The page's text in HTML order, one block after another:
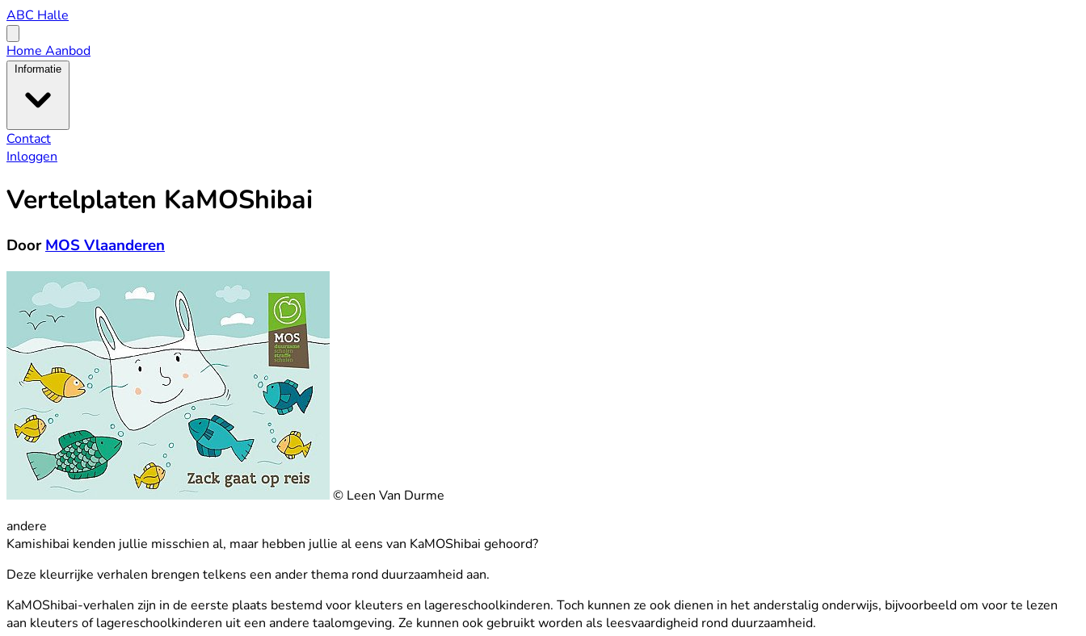
ABC
Halle
ABC Halle
menu
Home Aanbod
Informatie
Contact
Inloggen
Vertelplaten KaMOShibai
DoorMOS Vlaanderen
© Leen Van Durme
andere
Kamishibai kenden jullie misschien al, maar hebben jullie al eens van KaMOShibai gehoord?
Deze kleurrijke verhalen brengen telkens een ander thema rond duurzaamheid aan.
KaMOShibai-verhalen zijn in de eerste plaats bestemd voor kleuters en lagereschoolkinderen. Toch kunnen ze ook dienen in het anderstalig onderwijs, bijvoorbeeld om voor te lezen
aan kleuters of lagereschoolkinderen uit een andere taalomgeving. Ze kunnen ook gebruikt worden als leesvaardigheid rond duurzaamheid.